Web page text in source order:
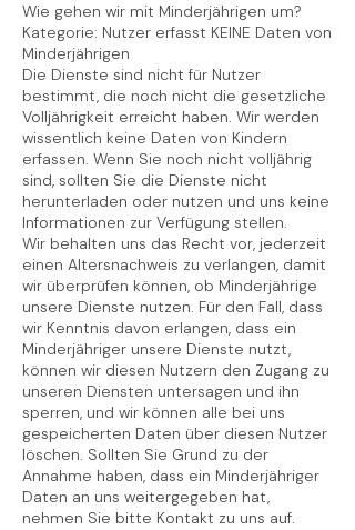
Wie gehen wir mit Minderjährigen um?
Kategorie: Nutzer erfasst KEINE Daten von
Minderjährigen
Die Dienste sind nicht für Nutzer
bestimmt, die noch nicht die gesetzliche
Volljährigkeit erreicht haben. Wir werden
wissentlich keine Daten von Kindern
erfassen. Wenn Sie noch nicht volljährig
sind, sollten Sie die Dienste nicht
herunterladen oder nutzen und uns keine
Informationen zur Verfügung stellen.
Wir behalten uns das Recht vor, jederzeit
einen Altersnachweis zu verlangen, damit
wir überprüfen können, ob Minderjährige
unsere Dienste nutzen. Für den Fall, dass
wir Kenntnis davon erlangen, dass ein
Minderjähriger unsere Dienste nutzt,
können wir diesen Nutzern den Zugang zu
unseren Diensten untersagen und ihn
sperren, und wir können alle bei uns
gespeicherten Daten über diesen Nutzer
löschen. Sollten Sie Grund zu der
Annahme haben, dass ein Minderjähriger
Daten an uns weitergegeben hat,
nehmen Sie bitte Kontakt zu uns auf.